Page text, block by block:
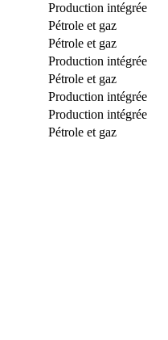
Production intégrée
Pétrole et gaz
Pétrole et gaz
Production intégrée
Pétrole et gaz
Production intégrée
Production intégrée
Pétrole et gaz